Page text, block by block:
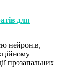
для
нейронів,
прозапальних